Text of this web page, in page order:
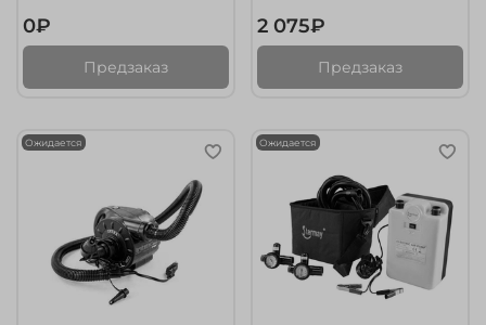
0₽
Предзаказ
2 075₽
Предзаказ
Ожидается Ожидается